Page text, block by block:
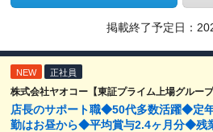
掲載終了予定日：
NEW 正社員
株式会社ヤオコー【東証プライム上場グループ
店長のサポート職◆50代多数活躍◆定
勤はお昼から◆平均賞与2.4ヶ月分◆残